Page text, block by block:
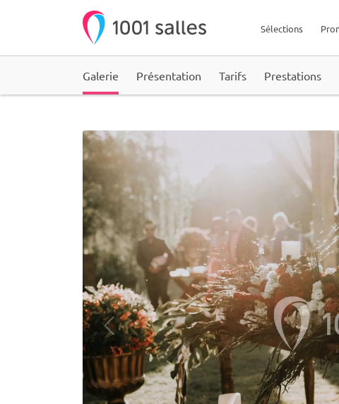
Sélections
Galerie Présentation Tarifs Prestations